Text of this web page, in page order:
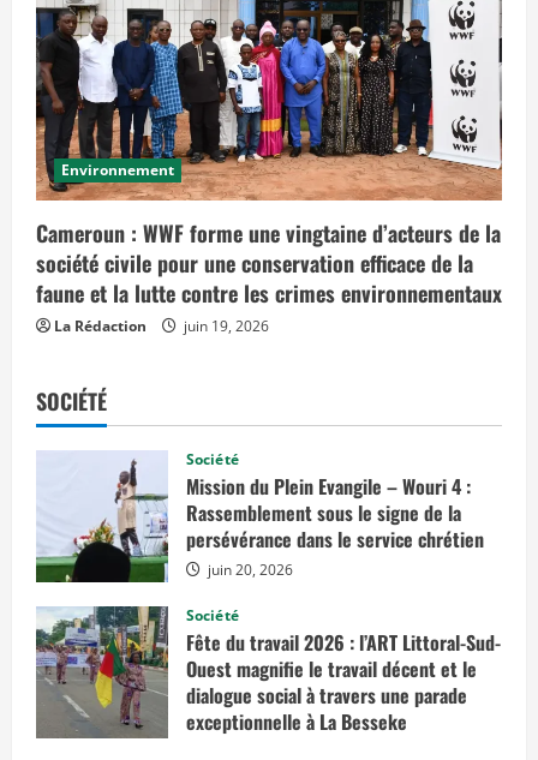
Environnement
Cameroun : WWF forme une vingtaine d’acteurs de la
société civile pour une conservation efficace de la
faune et la lutte contre les crimes environnementaux
La Rédaction juin 19, 2026
SOCIÉTÉ
Société
Mission du Plein Evangile – Wouri 4 :
Rassemblement sous le signe de la
persévérance dans le service chrétien
juin 20, 2026
Société
Fête du travail 2026 : l’ART Littoral-Sud-
Ouest magnifie le travail décent et le
dialogue social à travers une parade
exceptionnelle à La Besseke